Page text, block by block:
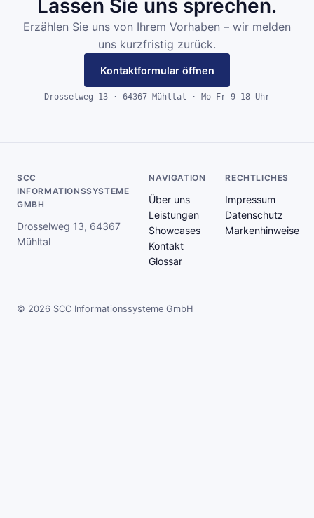
Lassen Sie uns sprechen.
Erzählen Sie uns von Ihrem Vorhaben – wir melden
uns kurzfristig zurück.
Kontaktformular öffnen
Drosselweg 13 · 64367 Mühltal · Mo–Fr 9–18 Uhr
SCC
INFORMATIONSSYSTEME
GMBH
Drosselweg 13, 64367
Mühltal
NAVIGATION
Über uns
Leistungen
Showcases
Kontakt
Glossar
RECHTLICHES
Impressum
Datenschutz
Markenhinweise
© 2026 SCC Informationssysteme GmbH